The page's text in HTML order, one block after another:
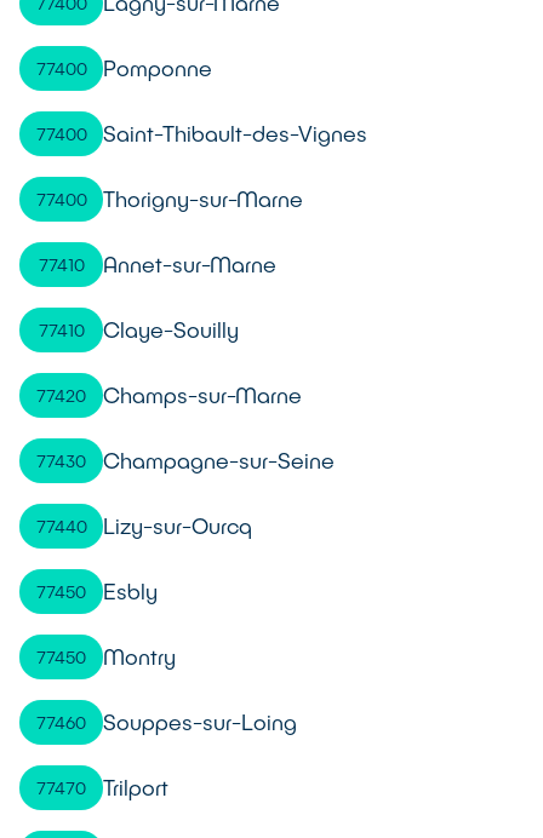
77400 Pomponne
77400 Saint-Thibault-des-Vignes
77400 Thorigny-sur-Marne
77410 Annet-sur-Marne
77410 Claye-Souilly
77420 Champs-sur-Marne
77430 Champagne-sur-Seine
77440 Lizy-sur-Ourcq
77450 Esbly
77450 Montry
77460 Souppes-sur-Loing
77470 Trilport